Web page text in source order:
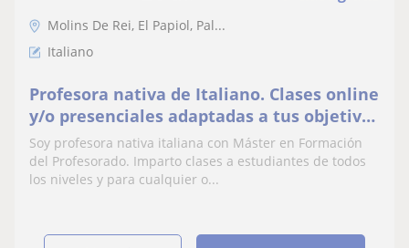
Molins De Rei, El Papiol, Pal...
Italiano
Profesora nativa de Italiano. Clases online
y/o presenciales adaptadas a tus objetivos
y nivel
Soy profesora nativa italiana con Máster en Formación
del Profesorado. Imparto clases a estudiantes de todos
los niveles y para cualquier o...